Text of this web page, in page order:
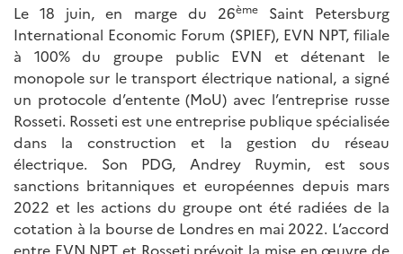
Le 18 juin, en marge du 26èmeSaint Petersburg
International Economic Forum (SPIEF), EVN NPT, filiale
à 100% du groupe public EVN et détenant le
monopole sur le transport électrique national, a signé
un protocole d’entente (MoU) avec l’entreprise russe
Rosseti. Rosseti est une entreprise publique spécialisée
dans la construction et la gestion du réseau
électrique. Son PDG, Andrey Ruymin, est sous
sanctions britanniques et européennes depuis mars
2022 et les actions du groupe ont été radiées de la
cotation à la bourse de Londres en mai 2022. L’accord
entre EVN NPT et Rosseti prévoit la mise en œuvre de